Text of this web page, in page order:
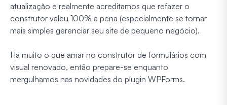
atualização e realmente acreditamos que refazer o
construtor valeu 100% a pena (especialmente se tornar
mais simples gerenciar seu site de pequeno negócio).
Há muito o que amar no construtor de formulários com
visual renovado, então prepare-se enquanto
mergulhamos nas novidades do plugin WPForms.